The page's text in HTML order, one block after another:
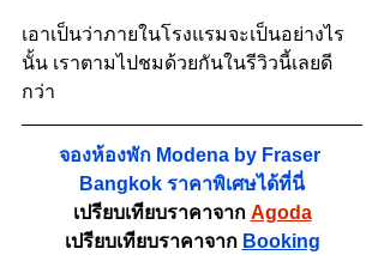
เอาเป็นว่าภายในโรงแรมจะเป็นอย่างไร
นั้น เราตามไปชมด้วยกันในรีวิวนี้เลยดี
กว่า
จองห้องพัก Modena by Fraser
Bangkok ราคาพิเศษได้ที่นี่
เปรียบเทียบราคาจาก Agoda
เปรียบเทียบราคาจาก Booking